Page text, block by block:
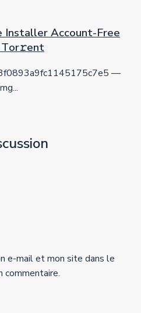
Installer Account-Free
—
e-mail et mon site dans le
commentaire.